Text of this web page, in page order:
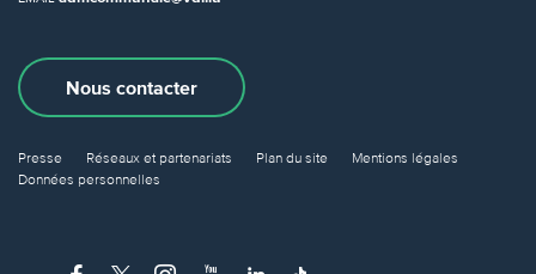
Nous contacter
Presse Réseaux et partenariats Plan du site
Mentions légales
Données personnelles